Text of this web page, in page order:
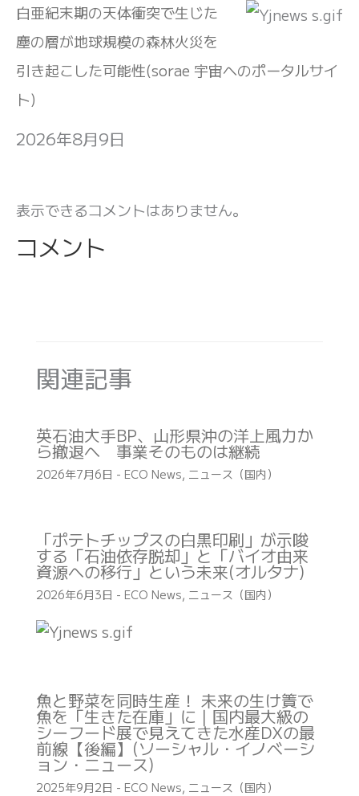
白亜紀末期の天体衝突で生じた
塵の層が地球規模の森林火災を
引き起こした可能性(sorae 宇宙へのポータルサイ
ト)
2026年8月9日
表示できるコメントはありません。
コメント
関連記事
英石油大手BP、山形県沖の洋上風力か
ら撤退へ 事業そのものは継続
2026年7月6日 - ECO News, ニュース（国内）
「ポテトチップスの白黒印刷」が示唆
する「石油依存脱却」と「バイオ由来
資源への移行」という未来(オルタナ)
2026年6月3日 - ECO News, ニュース（国内）
魚と野菜を同時生産！ 未来の生け簀で
魚を「生きた在庫」に｜国内最大級の
シーフード展で見えてきた水産DXの最
前線【後編】(ソーシャル・イノベーシ
ョン・ニュース)
2025年9月2日 - ECO News, ニュース（国内）